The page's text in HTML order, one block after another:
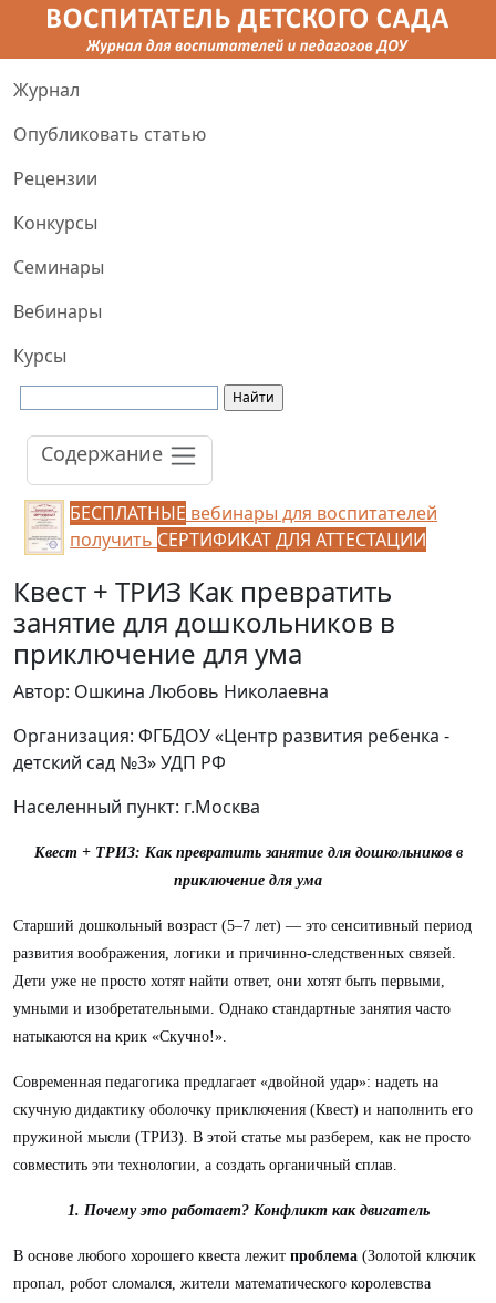
Журнал
Опубликовать статью
Рецензии
Конкурсы
Семинары
Вебинары
Курсы
Содержание
БЕСПЛАТНЫЕ вебинары для воспитателей
получить СЕРТИФИКАТ ДЛЯ АТТЕСТАЦИИ
Квест + ТРИЗ Как превратить
занятие для дошкольников в
приключение для ума
Автор: Ошкина Любовь Николаевна
Организация: ФГБДОУ «Центр развития ребенка -
детский сад №3» УДП РФ
Населенный пункт: г.Москва
Квест + ТРИЗ: Как превратить занятие для дошкольников в
приключение для ума
Старший дошкольный возраст (5–7 лет) — это сенситивный период
развития воображения, логики и причинно-следственных связей.
Дети уже не просто хотят найти ответ, они хотят быть первыми,
умными и изобретательными. Однако стандартные занятия часто
натыкаются на крик «Скучно!».
Современная педагогика предлагает «двойной удар»: надеть на
скучную дидактику оболочку приключения (Квест) и наполнить его
пружиной мысли (ТРИЗ). В этой статье мы разберем, как не просто
совместить эти технологии, а создать органичный сплав.
1. Почему это работает? Конфликт как двигатель
В основе любого хорошего квеста лежит проблема (Золотой ключик
пропал, робот сломался, жители математического королевства